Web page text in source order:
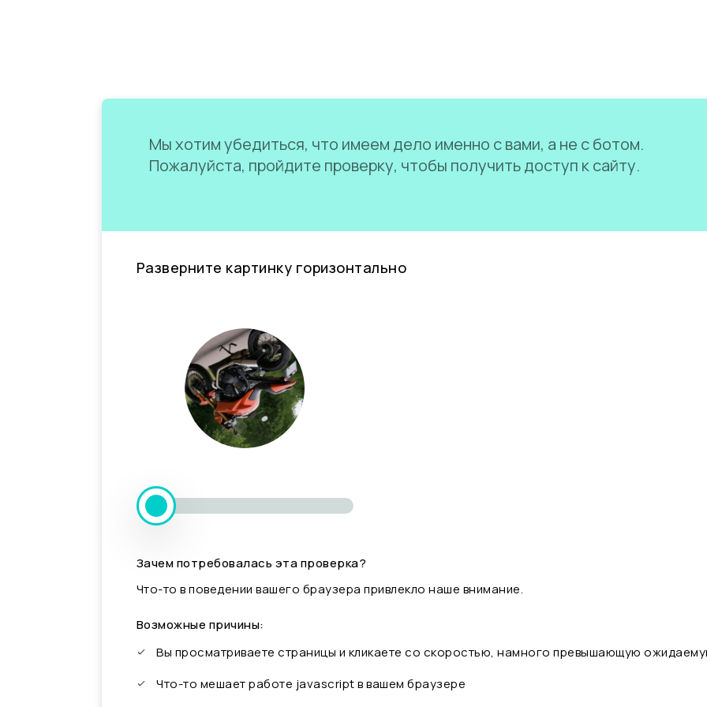
Мы хотим убедиться, что имеем дело именно с вами, а не с ботом.
Пожалуйста, пройдите проверку, чтобы получить доступ к сайту.
Разверните картинку горизонтально
Зачем потребовалась эта проверка?
Что-то в поведении вашего браузера привлекло наше внимание.
Возможные причины:
Вы просматриваете страницы и кликаете со скоростью, намного превышающую
Что-то мешает работе javascript в вашем браузере